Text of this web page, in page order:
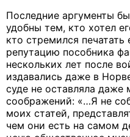
Последние аргументы
удобны тем, кто хотел
кто стремился печатать
репутацию пособника
нескольких лет после
издавались даже в
суде не оставляла даже
соображений: «…Я не
моих статей,
чем они есть на самом